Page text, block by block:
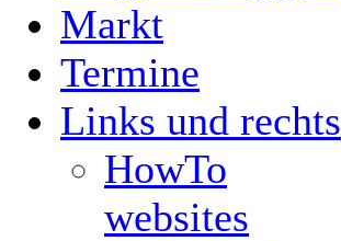
Markt
Termine
Links und rechts
HowTo
websites